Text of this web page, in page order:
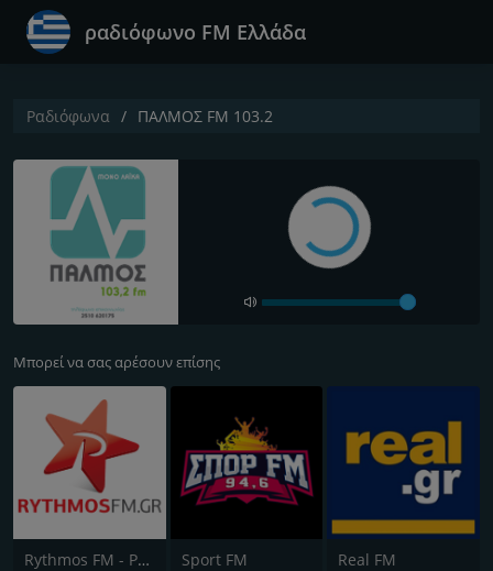
ραδιόφωνο FM Ελλάδα
Ραδιόφωνα ΠΑΛΜΟΣ FM 103.2
Μπορεί να σας αρέσουν επίσης
Rythmos FM - Ρυθμος 94.9 Sport FM Real FM